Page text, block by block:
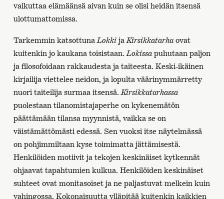
vaikuttaa elämäänsä aivan kuin se olisi heidän itsensä
ulottumattomissa.
Tarkemmin katsottuna Lokkija Kirsikkatarhaovat
kuitenkin jo kaukana toisistaan. Lokissapuhutaan paljon
ja filosofoidaan rakkaudesta ja taiteesta. Keski-ikäinen
kirjailija viettelee neidon, ja lopulta väärinymmärretty
nuori taiteilija surmaa itsensä. Kirsikkatarhassa
puolestaan tilanomistajaperhe on kykenemätön
päättämään tilansa myynnistä, vaikka se on
väistämättömästi edessä. Sen vuoksi itse näytelmässä
on pohjimmiltaan kyse toimimatta jättämisestä.
Henkilöiden motiivit ja tekojen keskinäiset kytkennät
ohjaavat tapahtumien kulkua. Henkilöiden keskinäiset
suhteet ovat monitasoiset ja ne paljastuvat melkein kuin
vahingossa. Kokonaisuutta ylläpitää kuitenkin kaikkien